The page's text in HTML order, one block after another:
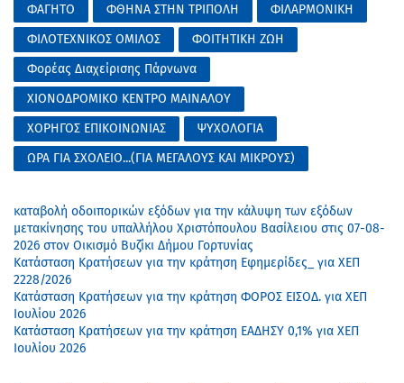
ΦΑΓΗΤΟ
ΦΘΗΝΑ ΣΤΗΝ ΤΡΙΠΟΛΗ
ΦΙΛΑΡΜΟΝΙΚΗ
ΦΙΛΟΤΕΧΝΙΚΟΣ ΟΜΙΛΟΣ
ΦΟΙΤΗΤΙΚΗ ΖΩΗ
Φορέας Διαχείρισης Πάρνωνα
ΧΙΟΝΟΔΡΟΜΙΚΟ ΚΕΝΤΡΟ ΜΑΙΝΑΛΟΥ
ΧΟΡΗΓΟΣ ΕΠΙΚΟΙΝΩΝΙΑΣ
ΨΥΧΟΛΟΓΙΑ
ΩΡΑ ΓΙΑ ΣΧΟΛΕΙΟ...(ΓΙΑ ΜΕΓΑΛΟΥΣ ΚΑΙ ΜΙΚΡΟΥΣ)
καταβολή οδοιπορικών εξόδων για την κάλυψη των εξόδων
μετακίνησης του υπαλλήλου Χριστόπουλου Βασίλειου στις 07-08-
2026 στον Οικισμό Βυζίκι Δήμου Γορτυνίας
Κατάσταση Κρατήσεων για την κράτηση Εφημερίδες_ για ΧΕΠ
2228/2026
Κατάσταση Κρατήσεων για την κράτηση ΦΟΡΟΣ ΕΙΣΟΔ. για ΧΕΠ
Ιουλίου 2026
Κατάσταση Κρατήσεων για την κράτηση ΕΑΔΗΣΥ 0,1% για ΧΕΠ
Ιουλίου 2026